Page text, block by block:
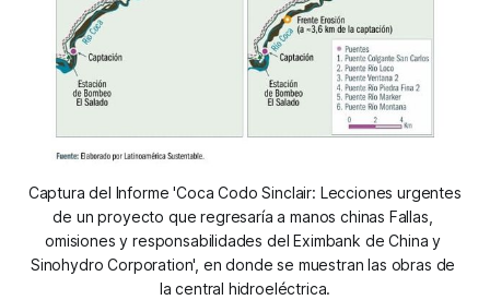
Captura del Informe 'Coca Codo Sinclair: Lecciones urgentes
de un proyecto que regresaría a manos chinas Fallas,
omisiones y responsabilidades del Eximbank de China y
Sinohydro Corporation', en donde se muestran las obras de
la central hidroeléctrica.